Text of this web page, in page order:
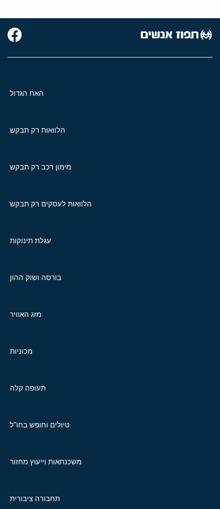
האח הגדול
הלוואות רק תבקש
מימון רכב רק תבקש
הלוואות לעסקים רק תבקש
עגלת תינוקות
בורסה ושוק ההון
מזג האוויר
מכוניות
תעופה קלה
טיולים וחופש בחו"ל
משכנתאות וייעוץ מחזור
תחבורה ציבורית